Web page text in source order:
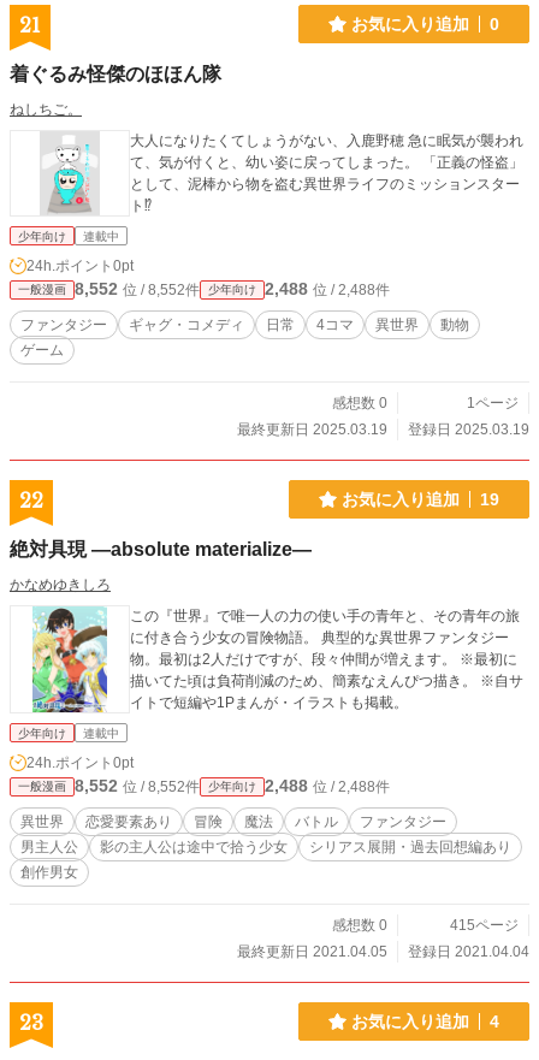
21 お気に入り追加 0
着ぐるみ怪傑のほほん隊
ねしちご。
大人になりたくてしょうがない、入鹿野穂 急に眠気が襲われ
て、気が付くと、幼い姿に戻ってしまった。 「正義の怪盗」
として、泥棒から物を盗む異世界ライフのミッションスター
ト⁉
少年向け 連載中
24h.ポイント 0pt
一般漫画 8,552 位 / 8,552件 少年向け 2,488 位 / 2,488件
ファンタジー ギャグ・コメディ 日常 4コマ 異世界
動物
ゲーム
感想数 0
1ページ
最終更新日 2025.03.19
登録日 2025.03.19
22 お気に入り追加 19
絶対具現 ―absolute materialize―
かなめゆきしろ
この『世界』で唯一人の力の使い手の青年と、その青年の旅
に付き合う少女の冒険物語。 典型的な異世界ファンタジー
物。最初は2人だけですが、段々仲間が増えます。 ※最初に
描いてた頃は負荷削減のため、簡素なえんぴつ描き。 ※自サ
イトで短編や1Pまんが・イラストも掲載。
少年向け 連載中
24h.ポイント 0pt
一般漫画 8,552 位 / 8,552件 少年向け 2,488 位 / 2,488件
異世界 恋愛要素あり 冒険 魔法 バトル
ファンタジー
男主人公
影の主人公は途中で拾う少女
シリアス展開・過去回想編あり
創作男女
感想数 0
415ページ
最終更新日 2021.04.05
登録日 2021.04.04
23 お気に入り追加 4